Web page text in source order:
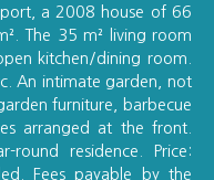
port, a 2008 house of 66
The 35 m² living room
kitchen/dining room.
An intimate garden, not
furniture, barbecue
arranged at the front.
residence. Price:
Fees payable by the